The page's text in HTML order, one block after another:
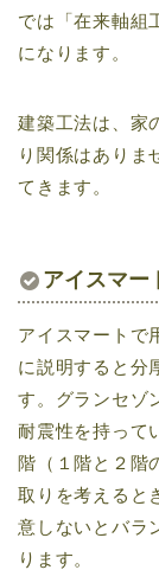
では「在来軸組
になります。
建築工法は、家
り関係はありま
てきます。
アイスマー
アイスマートで
に説明すると分
す。グランセゾ
耐震性を持って
階（１階と２階
取りを考えると
意しないとバラ
ります。